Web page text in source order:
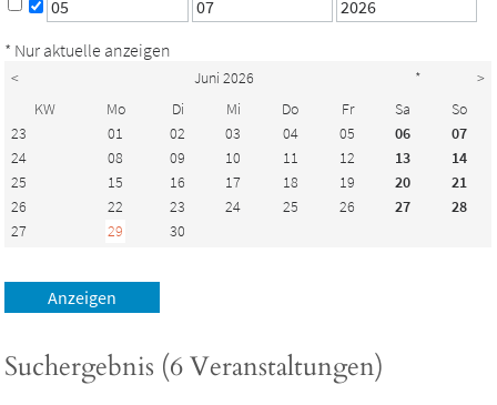
* Nur aktuelle anzeigen
< Juni 2026 *
>
KW
Mo Di Mi Do Fr Sa
So
23
01 02 03 04 05 06
07
24
08 09 10 11 12 13
14
25
15 16 17 18 19 20
21
26
22 23 24 25 26 27
28
27
29 30
Suchergebnis (6 Veranstaltungen)